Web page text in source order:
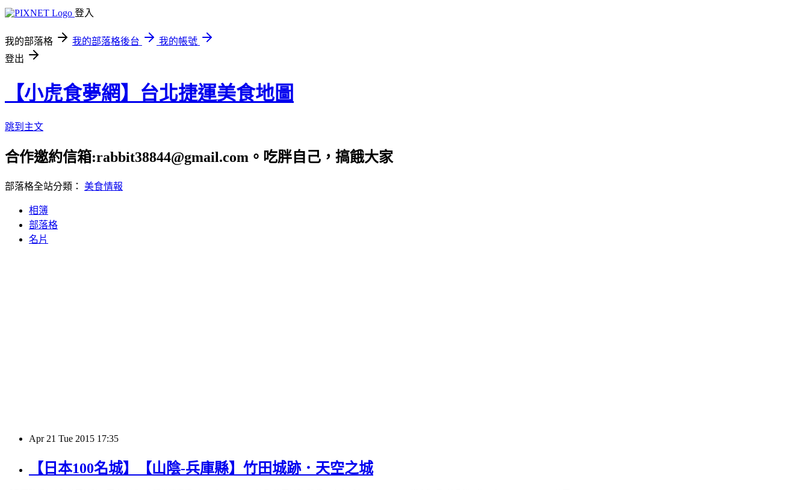
登入
我的部落格 我的部落格後台
我的帳號
登出
【小虎食夢網】台北捷運美食地圖
跳到主文
合作邀約信箱:rabbit38844@gmail.com。吃胖自己，搞餓大家
部落格全站分類： 美食情報
相簿
部落格
名片
Apr 21 Tue 2015 17:35
【日本100名城】【山陰-兵庫縣】竹田城跡．天空之城